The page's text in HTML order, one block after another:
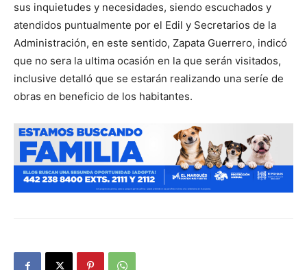
sus inquietudes y necesidades, siendo escuchados y
atendidos puntualmente por el Edil y Secretarios de la
Administración, en este sentido, Zapata Guerrero, indicó
que no sera la ultima ocasión en la que serán visitados,
inclusive detalló que se estarán realizando una seríe de
obras en beneficio de los habitantes.